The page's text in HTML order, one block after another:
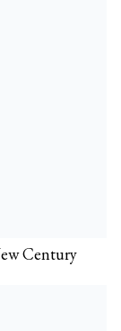
Century